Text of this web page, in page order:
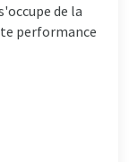
de la
performance